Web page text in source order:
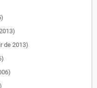
de 2013)